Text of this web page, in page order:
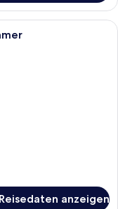
mit zwei Betten,
anzeigen